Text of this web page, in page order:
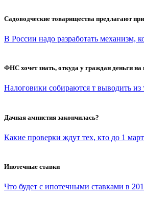
Садоводческие товарищества предлагают
В России надо разработать механизм,
ФНС хочет знать, откуда у граждан деньги на
Налоговики собираются т выводить
Дачная амнистия закончилась?
Какие проверки ждут тех, кто до 1
Ипотечные ставки
Что будет с ипотечными ставками в